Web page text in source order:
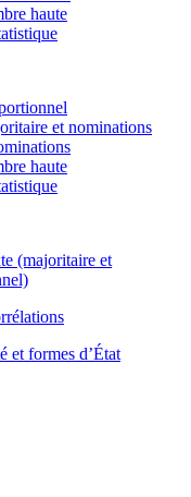
haute
et nominations
haute
(majoritaire et
et formes d’État